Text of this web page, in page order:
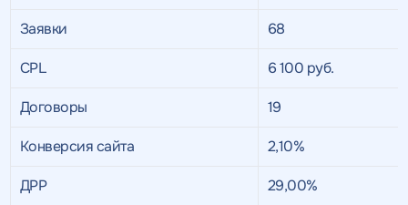
Заявки 68
CPL 6 100 руб.
Договоры 19
Конверсия сайта 2,10%
ДРР 29,00%
качественный
SEO - аудит
Отклик на вакансию
Укажите ваш номер телефона и мы свяжемся с
вами в ближайшее время
Воспользоваться
предложением